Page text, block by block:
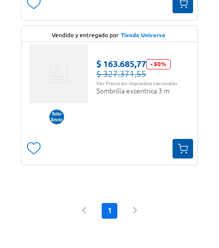
Vendido y entregado por Tienda Universo
$ 163.685,77 -50%
$ 327.371,55
Ver Precio sin impuestos nacionales
Sombrilla excentrica 3 m
1